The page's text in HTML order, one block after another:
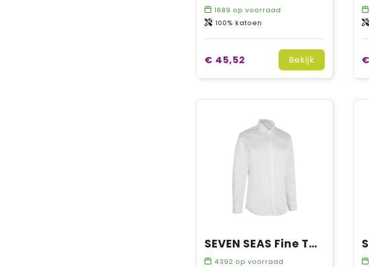
1689 op voorraad
100% katoen
€ 45,52 Bekijk
SEVEN SEAS Fine Twill | slim
4392 op voorraad